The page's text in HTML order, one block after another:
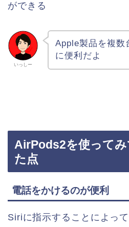
ができる
いっしー
Apple製品を複数
に便利だよ
AirPods2を使って
た点
電話をかけるのが便利
Siriに指示することによっ